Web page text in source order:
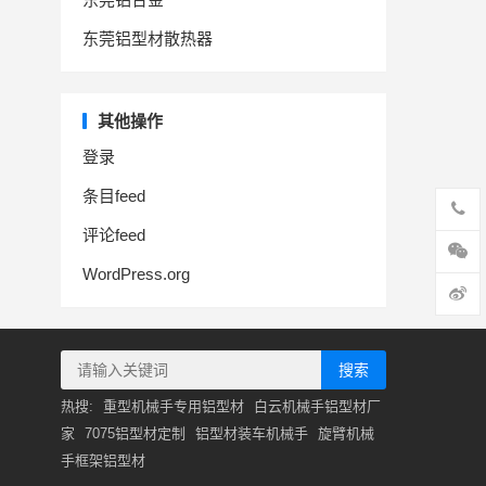
东莞铝型材散热器
其他操作
登录
条目feed
评论feed
WordPress.org
搜索
热搜: 重型机械手专用铝型材
白云机械手铝型材厂
家
7075铝型材定制 铝型材装车机械手 旋臂机械
手框架铝型材